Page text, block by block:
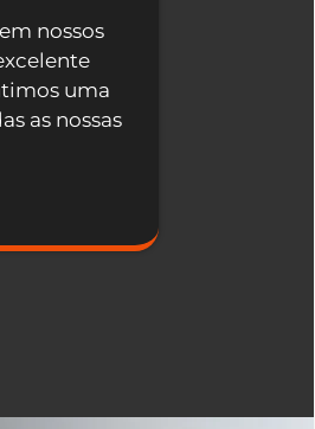
nossos
uma
as nossas